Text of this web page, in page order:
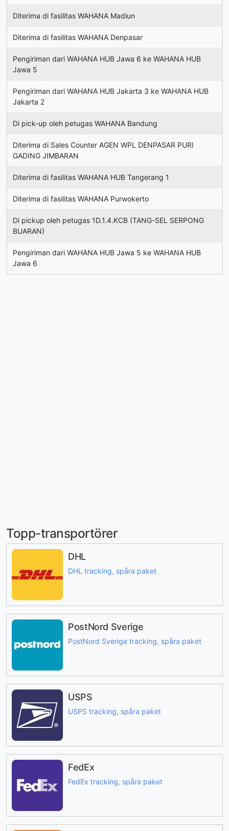
Diterima di fasilitas WAHANA Madiun
Diterima di fasilitas WAHANA Denpasar
Pengiriman dari WAHANA HUB Jawa 6 ke WAHANA HUB
Jawa 5
Pengiriman dari WAHANA HUB Jakarta 3 ke WAHANA HUB
Jakarta 2
Di pick-up oleh petugas WAHANA Bandung
Diterima di Sales Counter AGEN WPL DENPASAR PURI
GADING JIMBARAN
Diterima di fasilitas WAHANA HUB Tangerang 1
Diterima di fasilitas WAHANA Purwokerto
Di pickup oleh petugas 1D.1.4.KCB (TANG-SEL SERPONG
BUARAN)
Pengiriman dari WAHANA HUB Jawa 5 ke WAHANA HUB
Jawa 6
Topp-transportörer
DHL
DHL tracking, spåra paket
PostNord Sverige
PostNord Sverige tracking, spåra paket
USPS
USPS tracking, spåra paket
FedEx
FedEx tracking, spåra paket